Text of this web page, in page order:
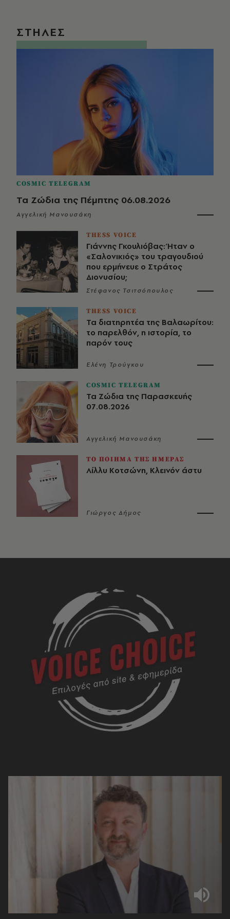
ΣΤΗΛΕΣ
COSMIC TELEGRAM
Τα Ζώδια της Πέμπτης 06.08.2026
Αγγελική Μανουσάκη
THESS VOICE
Γιάννης Γκουλιόβας: Ήταν ο
«Σαλονικιός» του τραγουδιού
που ερμήνευε ο Στράτος
Διονυσίου;
Στέφανος Τσιτσόπουλος
THESS VOICE
Τα διατηρητέα της Βαλαωρίτου:
το παρελθόν, η ιστορία, το
παρόν τους
Ελένη Τρούγκου
COSMIC TELEGRAM
Τα Ζώδια της Παρασκευής
07.08.2026
Αγγελική Μανουσάκη
ΤΟ ΠΟΙΗΜΑ ΤΗΣ ΗΜΕΡΑΣ
Λίλλυ Κοτσώνη, Κλεινόν άστυ
Γιώργος Δήμος